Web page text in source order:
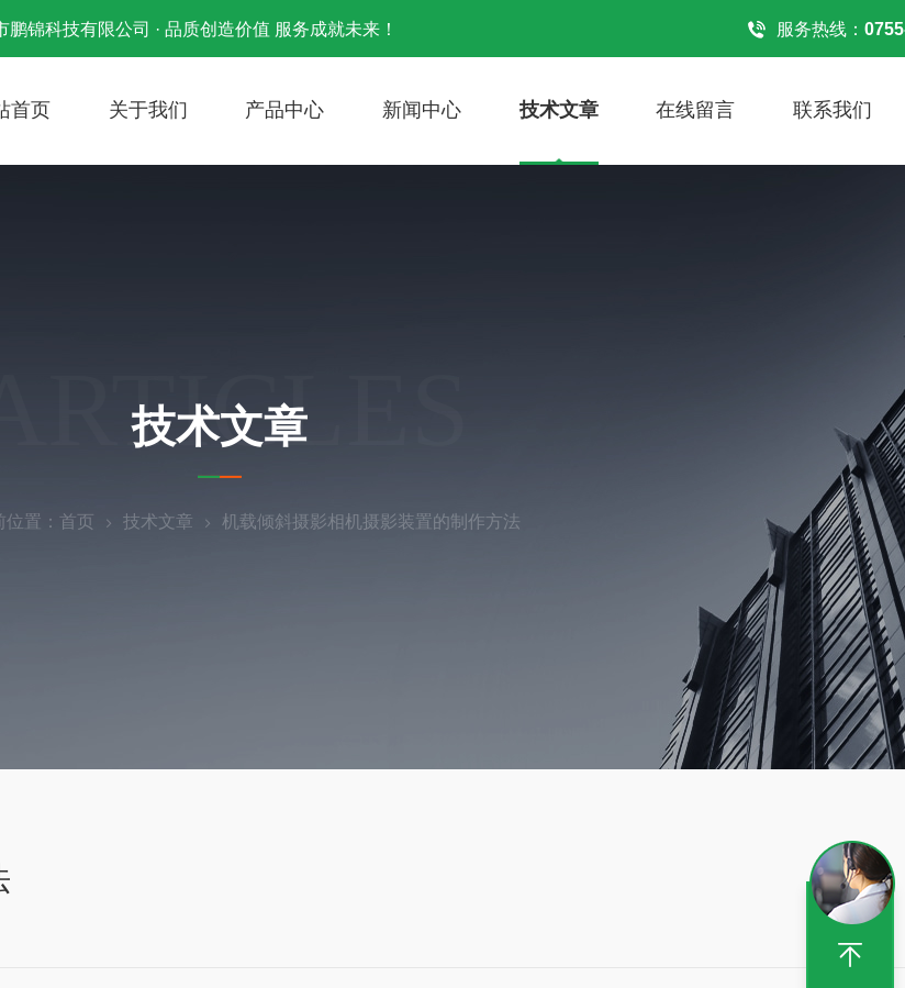
鹏锦科技有限公司 · 品质创造价值 服务成就未来！ 服务热线：
首页 关于我们 产品中心 新闻中心 技术文章 在线留言 联系我们
ARTICLES
技术文章
位置： 首页 技术文章 机载倾斜摄影相机摄影装置的制作方法